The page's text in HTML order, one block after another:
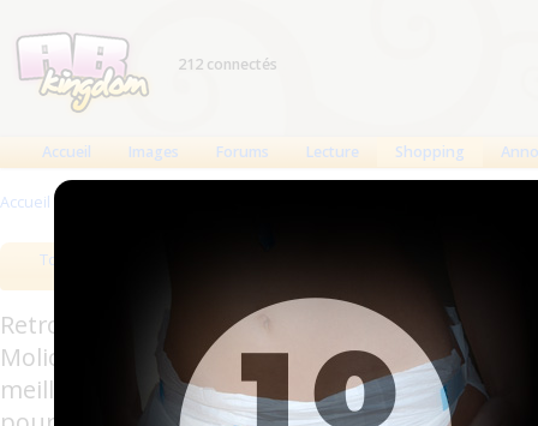
212 connectés
Accueil Images Forums Lecture Shopping
Accueil >
Tous les produits
Retrouverez sur cette page les meilleures
Molicare, Comficare, Confiance, Depend,
meilleurs produits aussi bien pour les